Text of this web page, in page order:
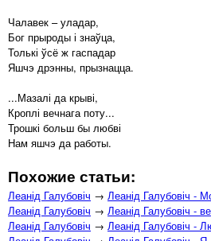
Чалавек – уладар,
Бог прыроды і знаўца,
Толькі ўсё ж гаспадар
Яшчэ дрэнны, прызнацца.
...Мазалі да крыві,
Кроплі вечнага поту...
Трошкі больш бы любві
Нам яшчэ да работы.
Похожие статьи:
Леанід Галубовіч → Леанід Галубовіч -
Леанід Галубовіч → Леанід Галубовіч -
Леанід Галубовіч → Леанід Галубовіч -